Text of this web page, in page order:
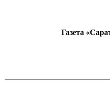
Газета